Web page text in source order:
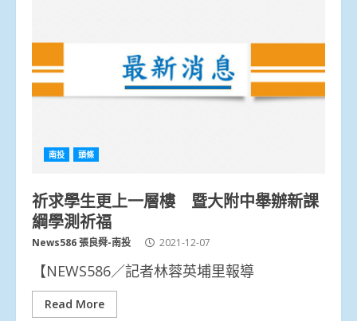
南投 頭條
祈求學生更上一層樓 暨大附中舉辦新課
綱學測祈福
News586 張良舜-南投 2021-12-07
【NEWS586／記者林蓉英埔里報導
Read More